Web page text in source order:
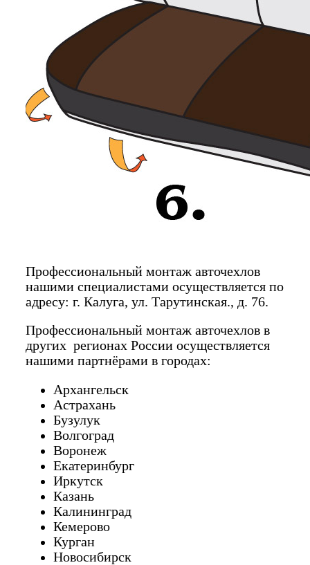
Профессиональный монтаж авточехлов
нашими специалистами осуществляется по
адресу: г. Калуга, ул. Тарутинская., д. 76.
Профессиональный монтаж авточехлов в
других регионах России осуществляется
нашими партнёрами в городах:
Архангельск
Астрахань
Бузулук
Волгоград
Воронеж
Екатеринбург
Иркутск
Казань
Калининград
Кемерово
Курган
Новосибирск